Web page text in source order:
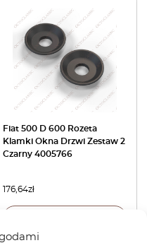
Fiat 500 D 600 Rozeta
Klamki Okna Drzwi Zestaw 2
Czarny 4005766
176,64zł